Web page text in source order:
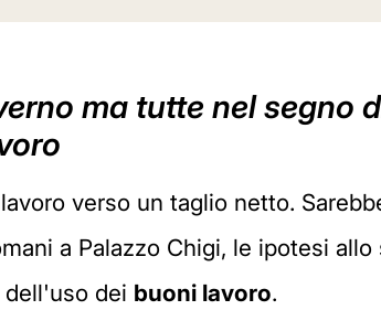
ma tutte nel segno
verso un taglio netto.
a Palazzo Chigi, le ipotesi allo
dei buoni lavoro.